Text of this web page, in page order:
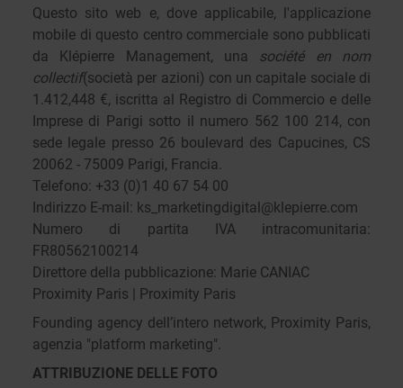
Questo sito web e, dove applicabile, l'applicazione
mobile di questo centro commerciale sono pubblicati
da Klépierre Management, una société en nom
collectif(società per azioni) con un capitale sociale di
1.412,448 €, iscritta al Registro di Commercio e delle
Imprese di Parigi sotto il numero 562 100 214, con
sede legale presso 26 boulevard des Capucines, CS
20062 - 75009 Parigi, Francia.
Telefono: +33 (0)1 40 67 54 00
Indirizzo E-mail: ks_marketingdigital@klepierre.com
Numero di partita IVA intracomunitaria:
FR80562100214
Direttore della pubblicazione: Marie CANIAC
Proximity Paris | Proximity Paris
Founding agency dell’intero network, Proximity Paris,
agenzia "platform marketing".
ATTRIBUZIONE DELLE FOTO